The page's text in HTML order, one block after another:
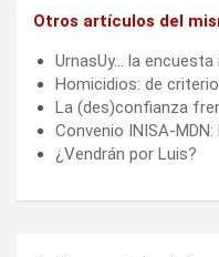
Otros artículos del
UrnasUy… la encuesta
Homicidios: de
La (des)confianza
Convenio INISA-
¿Vendrán por Luis?